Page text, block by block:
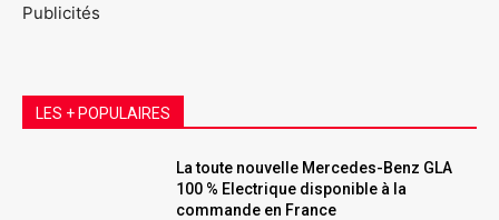
Publicités
LES + POPULAIRES
La toute nouvelle Mercedes-Benz GLA
100 % Electrique disponible à la
commande en France